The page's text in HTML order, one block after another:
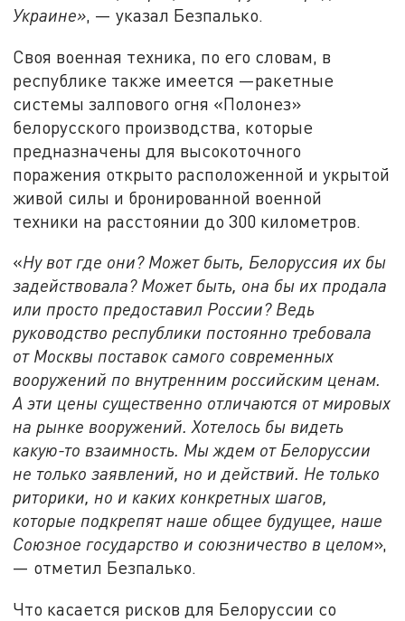
Украине», — указал Безпалько.
Своя военная техника, по его словам, в
республике также имеется —ракетные
системы залпового огня «Полонез»
белорусского производства, которые
предназначены для высокоточного
поражения открыто расположенной и укрытой
живой силы и бронированной военной
техники на расстоянии до 300 километров.
«Ну вот где они? Может быть, Белоруссия их бы
задействовала? Может быть, она бы их продала
или просто предоставил России? Ведь
руководство республики постоянно требовала
от Москвы поставок самого современных
вооружений по внутренним российским ценам.
А эти цены существенно отличаются от мировых
на рынке вооружений. Хотелось бы видеть
какую-то взаимность. Мы ждем от Белоруссии
не только заявлений, но и действий. Не только
риторики, но и каких конкретных шагов,
которые подкрепят наше общее будущее, наше
Союзное государство и союзничество в целом»,
— отметил Безпалько.
Что касается рисков для Белоруссии со